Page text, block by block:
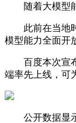
随着大模型能
此前在当地时
模型能力全面开
百度本次宣布
端率先上线，可
公开数据显示